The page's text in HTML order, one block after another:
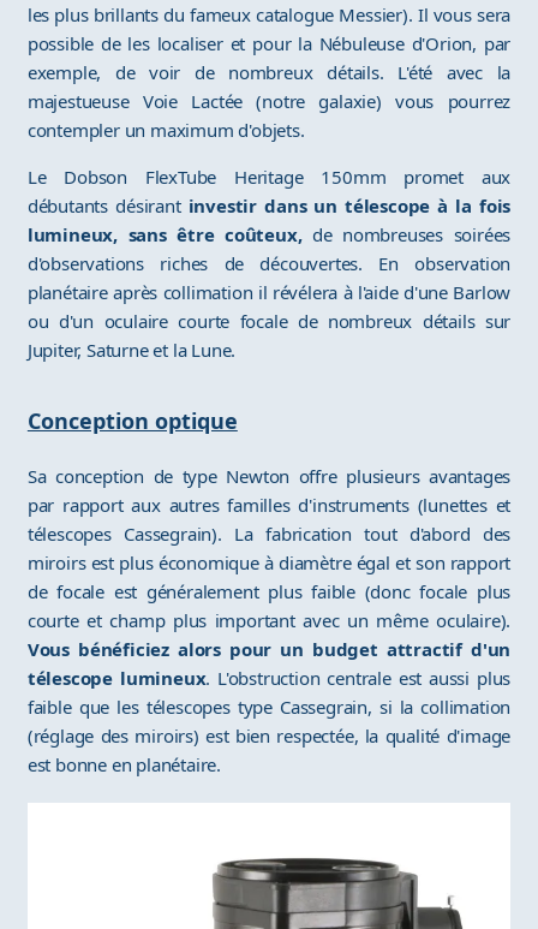
les plus brillants du fameux catalogue Messier). Il vous sera
possible de les localiser et pour la Nébuleuse d'Orion, par
exemple, de voir de nombreux détails. L'été avec la
majestueuse Voie Lactée (notre galaxie) vous pourrez
contempler un maximum d'objets.
Le Dobson FlexTube Heritage 150mm promet aux
débutants désirant investir dans un télescope à la fois
lumineux, sans être coûteux,de nombreuses soirées
d'observations riches de découvertes. En observation
planétaire après collimation il révélera à l'aide d'une Barlow
ou d'un oculaire courte focale de nombreux détails sur
Jupiter, Saturne et la Lune.
Conception optique
Sa conception de type Newton offre plusieurs avantages
par rapport aux autres familles d'instruments (lunettes et
télescopes Cassegrain). La fabrication tout d'abord des
miroirs est plus économique à diamètre égal et son rapport
de focale est généralement plus faible (donc focale plus
courte et champ plus important avec un même oculaire).
Vous bénéficiez alors pour un budget attractif d'un
télescope lumineux. L'obstruction centrale est aussi plus
faible que les télescopes type Cassegrain, si la collimation
(réglage des miroirs) est bien respectée, la qualité d'image
est bonne en planétaire.